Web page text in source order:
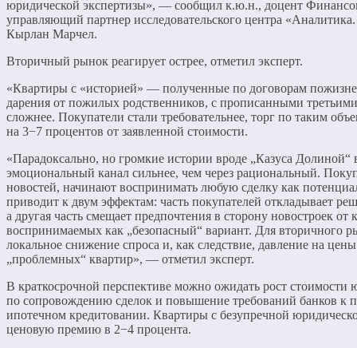
юридической экспертизы», — сообщил к.ю.н., доцент
управляющий партнер исследовательского центра
Кырлан Марчел.
Вторичный рынок реагирует острее, отметил эксперт.
«Квартиры с «историей» — полученные по договорам
дарения от пожилых родственников, с прописанными
сложнее. Покупатели стали требовательнее, торг по таким
на 3−7 процентов от заявленной стоимости.
«Парадоксально, но громкие истории вроде „Казуса Долиной“
эмоциональный канал сильнее, чем через рациональный.
новостей, начинают воспринимать любую сделку как
приводит к двум эффектам: часть покупателей откладывает
а другая часть смещает предпочтения в сторону новостроек
воспринимаемых как „безопасный“ вариант. Для вторичного
локальное снижение спроса и, как следствие, давление на
„проблемных“ квартир», — отметил эксперт.
В краткосрочной перспективе можно ожидать рост стоимости
по сопровождению сделок и повышение требований банков к
ипотечном кредитовании. Квартиры с безупречной
ценовую премию в 2−4 процента.